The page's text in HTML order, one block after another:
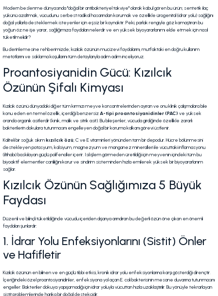
Modern beslenme dünyasında "doğal bir antibakteriyel takviye" olarak kabul gören bu ürün; sentetik ilaç
yükünü azaltmak, vücudunu serbest radikal hasarından korumak ve özellikle ürogenital (idrar yolu) sağlığını
doğal yollarla desteklemek isteyenler için eşsiz bir kaynaktır. Peki, parlak rengiyle göz kamaştıran bu
yoğun öz ne işe yarar, sağlığımıza faydaları nelerdir ve en yüksek biyoyararlanımı elde etmek için nasıl
tüketilmelidir?
Bu derinlemesine rehberimizde; kızılcık özünün mucizevi faydalarını, mutfaktaki en doğru kullanım
metotlarını ve saklama koşullarını tüm detaylarıyla adım adım inceliyoruz.
Proantosiyanidin Gücü: Kızılcık
Özünün Şifalı Kimyası
Kızılcık özünü dünyadaki diğer tüm kırmızı meyve konsantrelerinden ayıran ve onu klinik çalışmalara bile
konu eden en temel özellik, içerdiği benzersizA-tipi proantosiyanidinler (PAC) ve yüksek
oranda organik asitlerdir (kinik, malik ve sitrik asit). Bu bileşenler, vücuda girdiğinde özellikle zararlı
bakterilerin dokulara tutunmasını engelleyen doğal bir koruma kalkanı görevi üstlenir.
Kaliteli bir soğuk sıkımkızılcık özü; C ve E vitaminleri yönünden tam bir depodur. Hücre bölünmesini
destekleyen potasyum, kalsiyum, magnezyum ve manganez mineralleri ile vücuttaki inflamasyonu
(iltihabı) baskılayan güçlü polifenoller içerir. Isıl işlem görmeden üretildiği için meyvenin içindeki tüm bu
biyoaktif elementler canlılığını korur ve sindirim sisteminden hızla emilerek yüksek bir biyoyararlanım
sağlar.
Kızılcık Özünün Sağlığımıza 5 Büyük
Faydası
Düzenli ve bilinçli tüketildiğinde vücudu içeriden dışarıya arındıran bu değerli özün öne çıkan en önemli
faydaları şunlardır:
1. İdrar Yolu Enfeksiyonlarını (Sistit) Önler
ve Hafifletir
Kızılcık özünün en bilinen ve en güçlü tıbbi etkisi, kronik idrar yolu enfeksiyonlarına karşı gösterdiği dirençtir.
İçeriğindeki özel proantosiyanidinler, enfeksiyona yol açanE. colibakterisinin mesane duvarına tutunmasını
engeller. Bakteriler dokuya yapışamadığı için idrar yoluyla vücuttan hızla uzaklaştırılır. Bu yönüyle tekrarlayan
sistit problemlerinde harika bir doğal destekçidir.